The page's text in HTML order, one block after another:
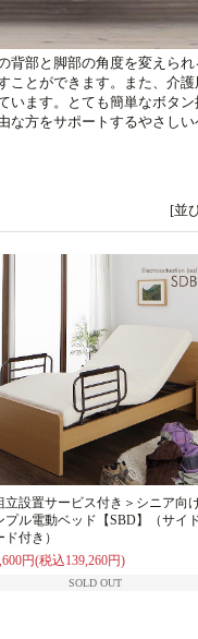
背部と脚部の角度を変えら
とができます。また、介護
います。とても簡単なボタ
方をサポートするやさしい
[並
立設置サービス付き＞シニア向
プル電動ベッド【SBD】（サイ
ド付き）
円(税込139,260円)
SOLD OUT